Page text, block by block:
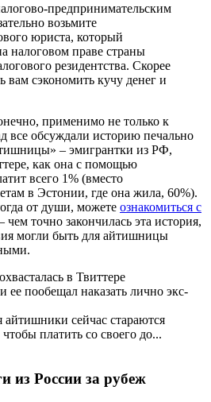
предпринимательским
возьмите
юриста, который
налоговом праве страны
резидентства. Скорее
вам сэкономить кучу денег и
применимо не только к
все обсуждали историю печально
– эмигрантки из РФ,
как она с помощью
всего 1% (вместо
в Эстонии, где она жила, 60%).
от души, можете ознакомиться с
чем точно закончилась эта история,
могли быть для айтишницы
в Твиттере
ее пообещал наказать лично экс-
сейчас стараются
платить со своего до...
из России за рубеж